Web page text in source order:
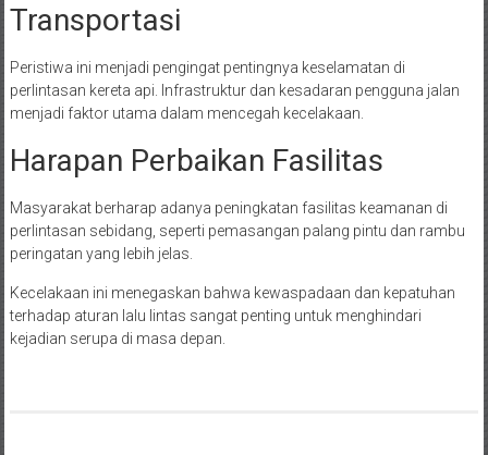
Transportasi
Peristiwa ini menjadi pengingat pentingnya keselamatan di
perlintasan kereta api. Infrastruktur dan kesadaran pengguna jalan
menjadi faktor utama dalam mencegah kecelakaan.
Harapan Perbaikan Fasilitas
Masyarakat berharap adanya peningkatan fasilitas keamanan di
perlintasan sebidang, seperti pemasangan palang pintu dan rambu
peringatan yang lebih jelas.
Kecelakaan ini menegaskan bahwa kewaspadaan dan kepatuhan
terhadap aturan lalu lintas sangat penting untuk menghindari
kejadian serupa di masa depan.